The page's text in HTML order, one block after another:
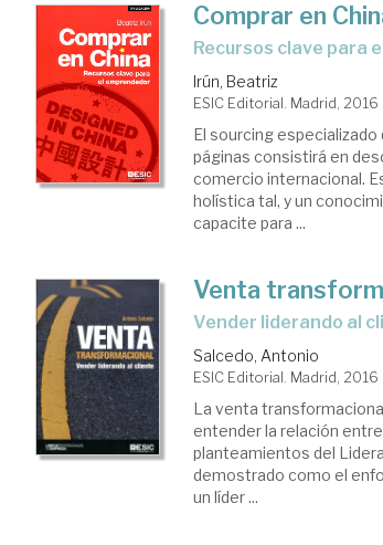
Comprar en
recursos clave para
Irún, Beatriz
ESIC Editorial. Madrid, 2016
El sourcing
páginas consistirá en
comercio internacional.
holística tal, y un
capacite para ...
Venta
vender liderando al
Salcedo, Antonio
ESIC Editorial. Madrid, 2016
La venta
entender la relación
planteamientos del
demostrado como el
un líder ...